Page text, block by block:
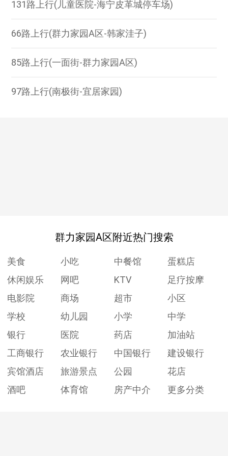
131路上行(儿童医院-海宁皮革城停车场)
66路上行(群力家园A区-韩家洼子)
85路上行(一面街-群力家园A区)
97路上行(南极街-宜居家园)
群力家园A区附近热门搜索
美食 小吃 中餐馆
蛋糕店
休闲娱乐
网吧 KTV
足疗按摩
电影院
商场 超市
小区
学校
幼儿园 小学
中学
银行
医院 药店
加油站
工商银行
农业银行 中国银行
建设银行
宾馆酒店
旅游景点 公园
花店
酒吧
体育馆 房产中介 更多分类